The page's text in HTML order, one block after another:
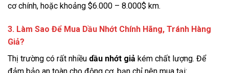
cơ chính, hoặc khoảng $6.000 – 8.000$ km.
3. Làm Sao Để Mua Dầu Nhớt Chính Hãng, Tránh Hàng
Giả?
Thị trường có rất nhiều dầu nhớt giả kém chất lượng. Để